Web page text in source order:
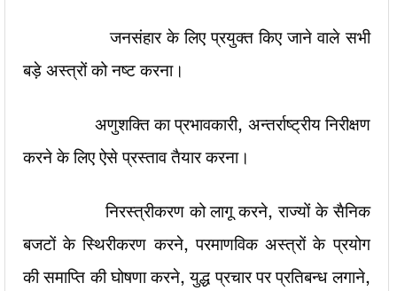
जनसंहार के लिए प्रयुक्त किए जाने वाले सभी
बड़े अस्त्रों को नष्ट करना।
अणुशक्ति का प्रभावकारी, अन्तर्राष्ट्रीय निरीक्षण
करने के लिए ऐसे प्रस्ताव तैयार करना।
निरस्त्रीकरण को लागू करने, राज्यों के सैनिक
बजटों के स्थिरीकरण करने, परमाणविक अस्त्रों के प्रयोग
की समाप्ति की घोषणा करने, युद्ध प्रचार पर प्रतिबन्ध लगाने,